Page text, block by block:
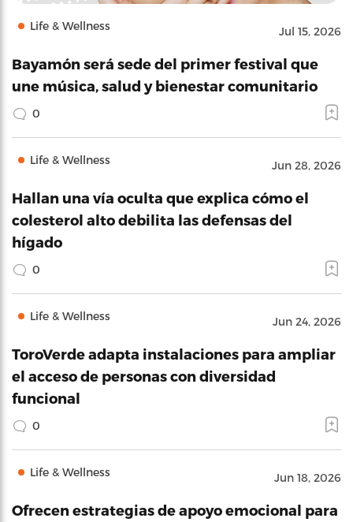
Life & Wellness Jul 15, 2026
Bayamón será sede del primer festival que
une música, salud y bienestar comunitario
0
Life & Wellness Jun 28, 2026
Hallan una vía oculta que explica cómo el
colesterol alto debilita las defensas del
hígado
0
Life & Wellness Jun 24, 2026
ToroVerde adapta instalaciones para ampliar
el acceso de personas con diversidad
funcional
0
Life & Wellness Jun 18, 2026
Ofrecen estrategias de apoyo emocional para